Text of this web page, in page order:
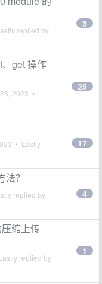
replied by
3
get 操作
2023 •
25
• Lastly
17
？
replied by 4
缩上传
replied by
1